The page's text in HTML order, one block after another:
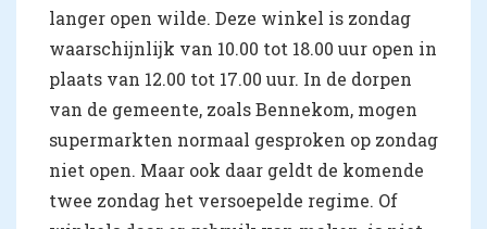
langer open wilde. Deze winkel is zondag
waarschijnlijk van 10.00 tot 18.00 uur open in
plaats van 12.00 tot 17.00 uur. In de dorpen
van de gemeente, zoals Bennekom, mogen
supermarkten normaal gesproken op zondag
niet open. Maar ook daar geldt de komende
twee zondag het versoepelde regime. Of